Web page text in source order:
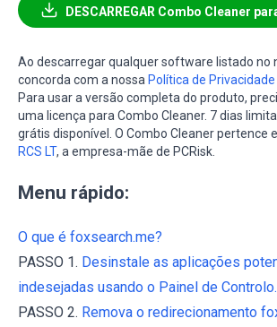
DESCARREGAR Combo Cleaner
Ao descarregar qualquer software listado no
concorda com a nossa Política de Privacidade
Para usar a versão completa do produto,
uma licença para Combo Cleaner. 7 dias
grátis disponível. O Combo Cleaner pertence
RCS LT, a empresa-mãe de PCRisk.
Menu rápido:
O que é foxsearch.me?
PASSO 1. Desinstale as aplicações
indesejadas usando o Painel de Controlo.
PASSO 2. Remova o redirecionamento